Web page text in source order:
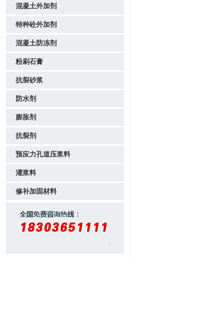
混凝土外加剂
特种砼外加剂
混凝土防冻剂
粉刷石膏
抗裂砂浆
防水剂
膨胀剂
抗裂剂
预应力孔道压浆料
灌浆料
修补加固材料